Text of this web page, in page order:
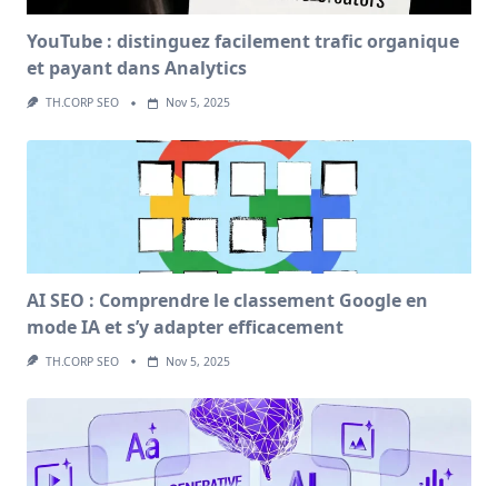
YouTube : distinguez facilement trafic organique
et payant dans Analytics
TH.CORP SEO Nov 5, 2025
AI SEO : Comprendre le classement Google en
mode IA et s’y adapter efficacement
TH.CORP SEO Nov 5, 2025